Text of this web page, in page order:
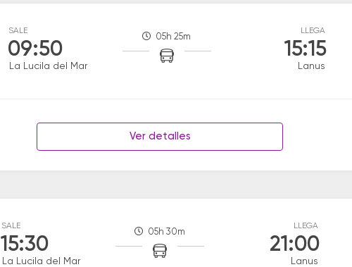
SALE
09:50
La Lucila del Mar
05h 25m
LLEGA
15:15
Lanus
Ver detalles
SALE
15:30
La Lucila del Mar
05h 30m
LLEGA
21:00
Lanus